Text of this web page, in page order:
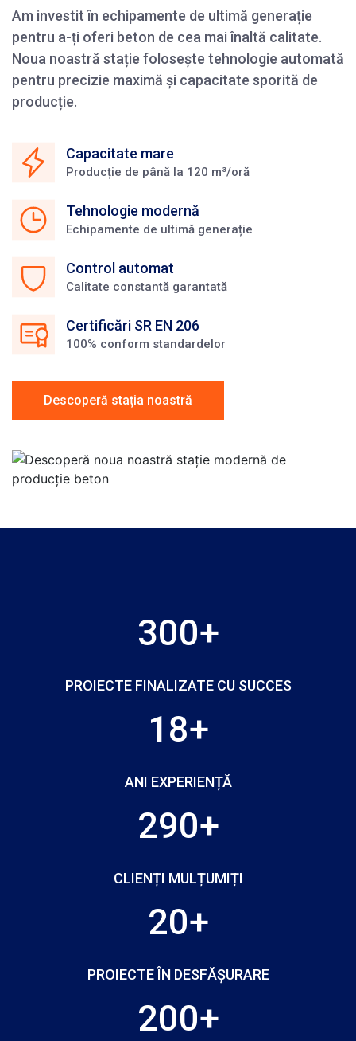
Am investit în echipamente de ultimă generație
pentru a-ți oferi beton de cea mai înaltă calitate.
Noua noastră stație folosește tehnologie automată
pentru precizie maximă și capacitate sporită de
producție.
Capacitate mare
Producție de până la 120 m³/oră
Tehnologie modernă
Echipamente de ultimă generație
Control automat
Calitate constantă garantată
Certificări SR EN 206
100% conform standardelor
Descoperă stația noastră
300+
PROIECTE FINALIZATE CU SUCCES
18+
ANI EXPERIENȚĂ
290+
CLIENȚI MULȚUMIȚI
20+
PROIECTE ÎN DESFĂȘURARE
200+